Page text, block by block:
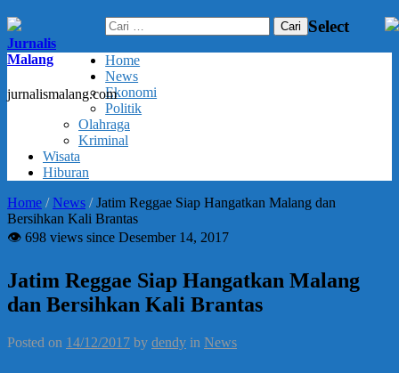
Jurnalis
Malang
jurnalismalang.com
Cari
untuk:
Select
Home
News
Ekonomi
Politik
Olahraga
Kriminal
Wisata
Hiburan
Home /News /Jatim Reggae Siap Hangatkan Malang dan
Bersihkan Kali Brantas
👁 698 views since Desember 14, 2017
Jatim Reggae Siap Hangatkan Malang
dan Bersihkan Kali Brantas
Posted on 14/12/2017 by dendy in News